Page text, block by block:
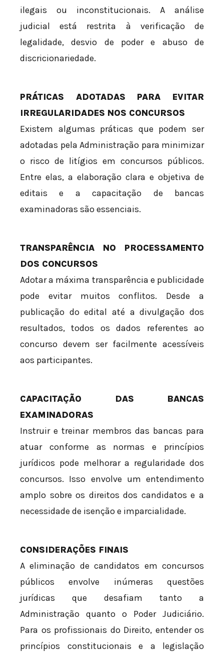
ilegais ou inconstitucionais. A análise
judicial está restrita à verificação de
legalidade, desvio de poder e abuso de
discricionariedade.
PRÁTICAS ADOTADAS PARA EVITAR
IRREGULARIDADES NOS CONCURSOS
Existem algumas práticas que podem ser
adotadas pela Administração para minimizar
o risco de litígios em concursos públicos.
Entre elas, a elaboração clara e objetiva de
editais e a capacitação de bancas
examinadoras são essenciais.
TRANSPARÊNCIA NO PROCESSAMENTO
DOS CONCURSOS
Adotar a máxima transparência e publicidade
pode evitar muitos conflitos. Desde a
publicação do edital até a divulgação dos
resultados, todos os dados referentes ao
concurso devem ser facilmente acessíveis
aos participantes.
CAPACITAÇÃO DAS BANCAS
EXAMINADORAS
Instruir e treinar membros das bancas para
atuar conforme as normas e princípios
jurídicos pode melhorar a regularidade dos
concursos. Isso envolve um entendimento
amplo sobre os direitos dos candidatos e a
necessidade de isenção e imparcialidade.
CONSIDERAÇÕES FINAIS
A eliminação de candidatos em concursos
públicos envolve inúmeras questões
jurídicas que desafiam tanto a
Administração quanto o Poder Judiciário.
Para os profissionais do Direito, entender os
princípios constitucionais e a legislação